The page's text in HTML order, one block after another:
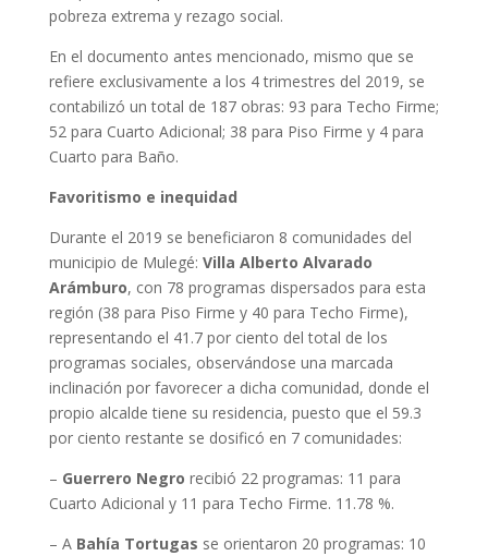
pobreza extrema y rezago social.
En el documento antes mencionado, mismo que se
refiere exclusivamente a los 4 trimestres del 2019, se
contabilizó un total de 187 obras: 93 para Techo Firme;
52 para Cuarto Adicional; 38 para Piso Firme y 4 para
Cuarto para Baño.
Favoritismo e inequidad
Durante el 2019 se beneficiaron 8 comunidades del
municipio de Mulegé: Villa Alberto Alvarado
Arámburo, con 78 programas dispersados para esta
región (38 para Piso Firme y 40 para Techo Firme),
representando el 41.7 por ciento del total de los
programas sociales, observándose una marcada
inclinación por favorecer a dicha comunidad, donde el
propio alcalde tiene su residencia, puesto que el 59.3
por ciento restante se dosificó en 7 comunidades:
– Guerrero Negro recibió 22 programas: 11 para
Cuarto Adicional y 11 para Techo Firme. 11.78 %.
– A Bahía Tortugas se orientaron 20 programas: 10